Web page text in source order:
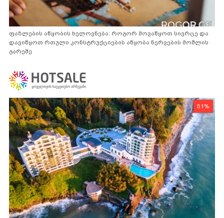
ფაზლების აწყობის ხელოვნება: როგორ მოვაწყოთ სივრცე და
დავიწყოთ რთული კონსტრუქციების აწყობა ნერვების მოშლის
გარეშე
51%